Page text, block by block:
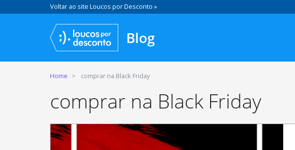
Voltar ao site Loucos por Desconto »
Blog
Home comprar na Black Friday
comprar na Black Friday